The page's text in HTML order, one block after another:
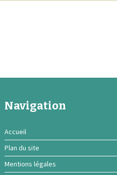
Navigation
Accueil
Plan du site
Mentions légales